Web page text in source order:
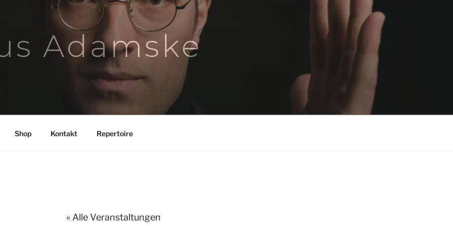
Adamske
Shop Kontakt Repertoire
« Alle Veranstaltungen